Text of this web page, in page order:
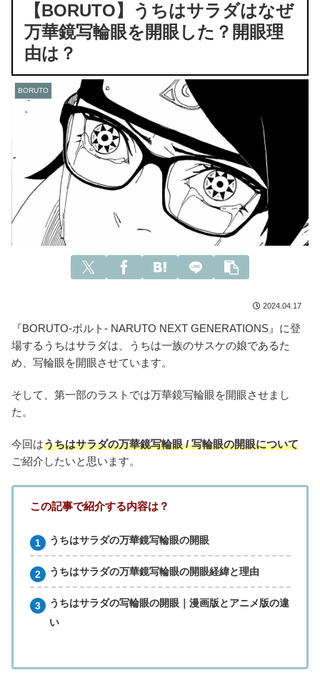
【BORUTO】うちはサラダはなぜ
万華鏡写輪眼を開眼した？開眼理
由は？
BORUTO
2024.04.17
『BORUTO-ボルト- NARUTO NEXT GENERATIONS』に登
場するうちはサラダは、うちは一族のサスケの娘であるた
め、写輪眼を開眼させています。
そして、第一部のラストでは万華鏡写輪眼を開眼させまし
た。
今回はうちはサラダの万華鏡写輪眼 / 写輪眼の開眼について
ご紹介したいと思います。
この記事で紹介する内容は？
うちはサラダの万華鏡写輪眼の開眼
うちはサラダの万華鏡写輪眼の開眼経緯と理由
うちはサラダの写輪眼の開眼｜漫画版とアニメ版の違
い